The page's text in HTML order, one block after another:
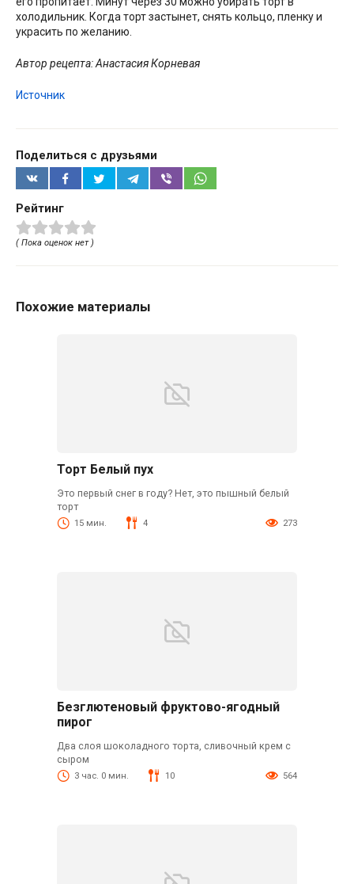
холодильник. Когда торт застынет, снять кольцо, пленку и
украсить по желанию.
Автор рецепта: Анастасия Корневая
Источник
Поделиться с друзьями
Рейтинг
( Пока оценок нет )
Похожие материалы
Торт Белый пух
Это первый снег в году? Нет, это пышный белый
торт
15 мин. 4 273
Безглютеновый фруктово-ягодный
пирог
Два слоя шоколадного торта, сливочный крем с
сыром
3 час. 0 мин. 10 564